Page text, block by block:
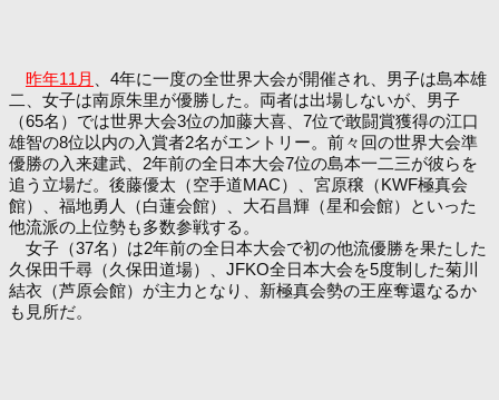
昨年11月
、4年に一度の全世界大会が開催され、男子は島本雄
二、女子は南原朱里が優勝した。両者は出場しないが、男子
（65名）では世界大会3位の加藤大喜、7位で敢闘賞獲得の江口
雄智の8位以内の入賞者2名がエントリー。前々回の世界大会準
優勝の入来建武、2年前の全日本大会7位の島本一二三が彼らを
追う立場だ。後藤優太（空手道MAC）、宮原穣（KWF極真会
館）、福地勇人（白蓮会館）、大石昌輝（星和会館）といった
他流派の上位勢も多数参戦する。
女子（37名）は2年前の全日本大会で初の他流優勝を果たした
久保田千尋（久保田道場）、JFKO全日本大会を5度制した菊川
結衣（芦原会館）が主力となり、新極真会勢の王座奪還なるか
も見所だ。